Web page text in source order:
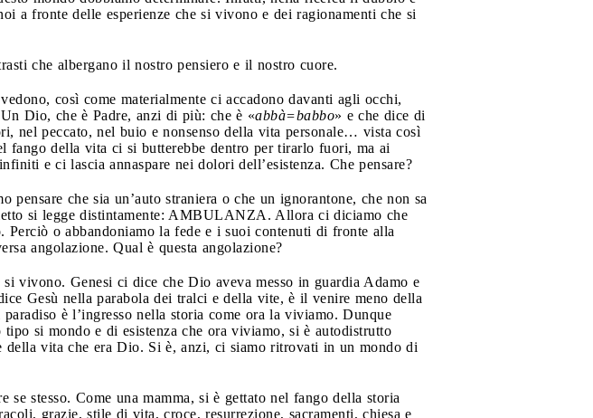
a fronte delle esperienze che si vivono e dei ragionamenti che si
che albergano il nostro pensiero e il nostro cuore.
così come materialmente ci accadono davanti agli occhi,
Dio, che è Padre, anzi di più: che è «abbà=babbo» e che dice di
nel peccato, nel buio e nonsenso della vita personale… vista così
fango della vita ci si butterebbe dentro per tirarlo fuori, ma ai
e ci lascia annaspare nei dolori dell’esistenza. Che pensare?
che sia un’auto straniera o che un ignorantone, che non sa
si legge distintamente: AMBULANZA. Allora ci diciamo che
o abbandoniamo la fede e i suoi contenuti di fronte alla
angolazione. Qual è questa angolazione?
vivono. Genesi ci dice che Dio aveva messo in guardia Adamo e
Gesù nella parabola dei tralci e della vite, è il venire meno della
è l’ingresso nella storia come ora la viviamo. Dunque
si mondo e di esistenza che ora viviamo, si è autodistrutto
della vita che era Dio. Si è, anzi, ci siamo ritrovati in un mondo di
stesso. Come una mamma, si è gettato nel fango della storia
grazie, stile di vita, croce, resurrezione, sacramenti, chiesa e